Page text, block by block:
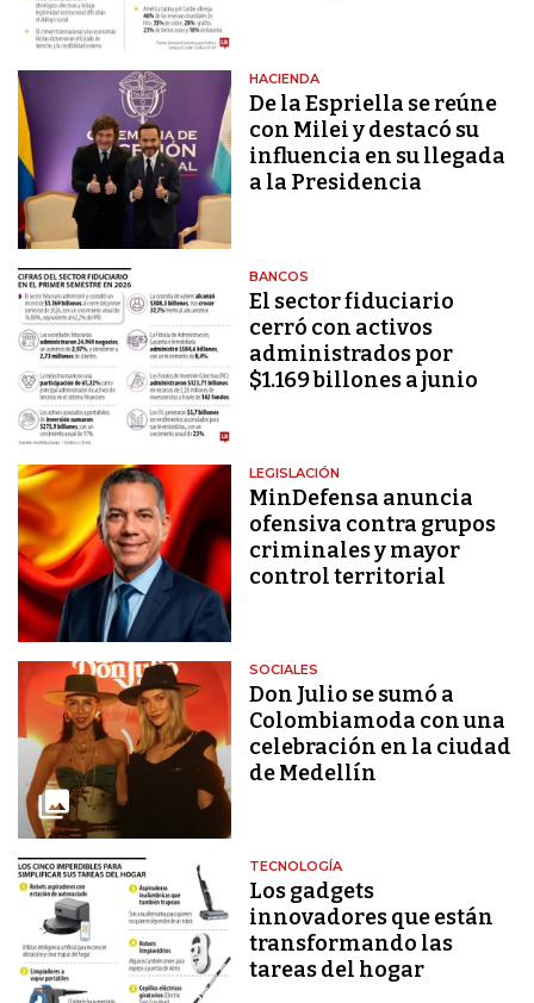
HACIENDA
De la Espriella se reúne
con Milei y destacó su
influencia en su llegada
a la Presidencia
BANCOS
El sector fiduciario
cerró con activos
administrados por
$1.169 billones a junio
LEGISLACIÓN
MinDefensa anuncia
ofensiva contra grupos
criminales y mayor
control territorial
SOCIALES
Don Julio se sumó a
Colombiamoda con una
celebración en la ciudad
de Medellín
TECNOLOGÍA
Los gadgets
innovadores que están
transformando las
tareas del hogar